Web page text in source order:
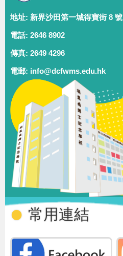
地址: 新界沙田第一城得寶街 8 號
電話: 2646 8902
傳真: 2649 4296
電郵: info@dcfwms.edu.hk
常用連結